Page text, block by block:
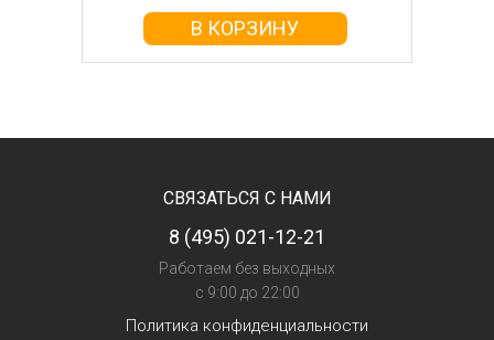
В КОРЗИНУ
СВЯЗАТЬСЯ С НАМИ
8 (495) 021-12-21
Работаем без выходных
с 9:00 до 22:00
Политика конфиденциальности